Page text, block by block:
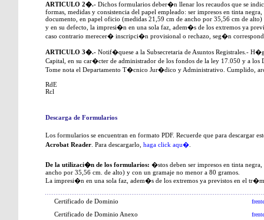
ARTICULO 2�.- Dichos formularios deber�n llenar los recaudos que se
formas, medidas y consistencia del papel empleado: ser impresos en tinta
documento, en papel oficio (medidas 21,59 cm de ancho por 35,56 cm de
y en su defecto, la impresi�n en una sola faz, adem�s de los extremos ya
caso contrario merecer� inscripci�n provisional o rechazo, seg�n
ARTICULO 3�.- Notif�quese a la Subsecretaria de Asuntos Registrales.-
Capital, en su car�cter de administrador de los fondos de la ley 17.050 y a los
Tome nota el Departamento T�cnico Jur�dico y Administrativo. Cumplido,
RdE
Rcl
Descarga de Formularios
Los formularios se encuentran en formato PDF. Recuerde que para descargar
Acrobat Reader . Para descargarlo, haga click aqu�
De la utilizaci�n de los formularios: �stos deben ser impresos en tinta
ancho por 35,56 cm. de alto) y con un gramaje no menor a 80 gramos.
La impresi�n en una sola faz, adem�s de los extremos ya previstos en el
Certificado de Dominio frente
Certificado de Dominio Anexo frente